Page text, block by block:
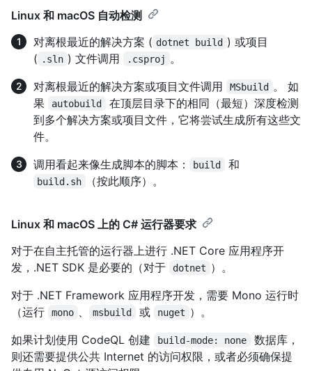
Linux 和 macOS 自动检测
对离根最近的解决方案 ( dotnet build ) 或项目
( .sln ) 文件调用 .csproj
。
对离根最近的解决方案或项目文件调用
MSbuild 。 如
果
autobuild
在顶层目录下的相同（最短）深度检测
到多个解决方案或项目文件，它将尝试生成所有这些文
件。
调用看起来像生成脚本的脚本：
build 和
build.sh （按此顺序）。
Linux 和 macOS 上的 C# 运行器要求
对于在自主托管的运行器上进行 .NET Core 应用程序开
发，.NET SDK 是必要的（对于
dotnet ）。
对于 .NET Framework 应用程序开发，需要 Mono 运行时
（运行
mono msbuild 或 nuget ）。
如果计划使用 CodeQL 创建
build-mode: none
数据库，
则还需要提供公共 Internet 的访问权限，或者必须确保提